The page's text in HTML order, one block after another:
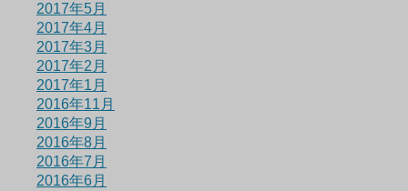
2017年5月
2017年4月
2017年3月
2017年2月
2017年1月
2016年11月
2016年9月
2016年8月
2016年7月
2016年6月